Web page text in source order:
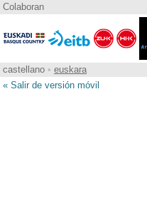
Colaboran
castellano • euskara
« Salir de versión móvil